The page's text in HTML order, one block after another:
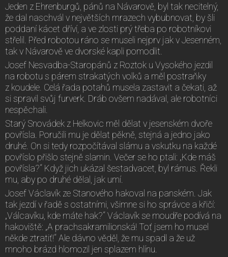
Jeden z Ehrenburgů, pánů na Návarově, byl tak necitelný,
že dal naschvál v největších mrazech vybubnovat, by šli
poddaní kácet dříví, a ve zlosti prý třeba po robotníkovi
střelil. Před robotou ráno se museli nejprv jak v Jesenném,
tak v Návarově ve dvorské kapli pomodlit.
Josef Nesvadba-Staropánů z Roztok u Vysokého jezdil
na robotu s párem strakatých volků a měl postraňky
z koudele. Celá řada potahů musela zastavit a čekati, až
si spravil svůj furverk. Dráb ovšem nadával, ale robotníci
nespěchali.
Starý Snovádek z Helkovic měl dělat v jesenském dvoře
povřísla. Poručili mu je dělat pěkně, stejná a jedno jako
druhé. On si tedy rozpočítával slámu a vskutku na každé
povříslo přišlo stejně slamin. Večer se ho ptali: „Kde máš
povřísla?“ Když jich ukázal šestadvacet, byl rámus. Řekli
mu, aby po druhé dělal, jak umí.
Josef Václavík ze Stanového hakoval na panském. Jak
tak jezdí v řadě s ostatními, všimne si ho správce a křičí:
„Válcavíku, kde máte hak?“ Václavík se moudře podívá na
hakoviště: „A prachsakramilionská! Toť jsem ho musel
někde ztratiť!“ Ale dávno věděl, že mu spadl a že už
mnoho brázd hlomozil jen splazem hlínu.